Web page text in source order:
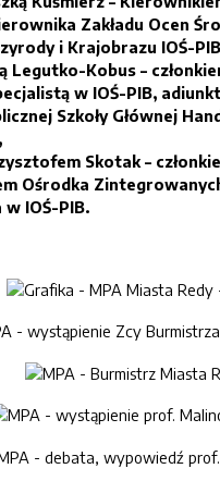
Zakładu Ocen
i Krajobrazu IOŚ-
Legutko-Kobus –
w IOŚ-PIB,
Szkoły Głównej
Skotak –
Ośrodka
IOŚ-PIB.